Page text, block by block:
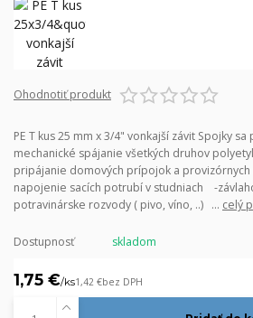
Ohodnotiť produkt
PE T kus 25 mm x 3/4" vonkajší závit Spojky
mechanické spájanie všetkých druhov
pripájanie domových prípojok a
napojenie sacích potrubí v studniach -
potravinárske rozvody ( pivo, víno, ..) ... celý
Dostupnosť skladom
1,75 €/ks1,42 €bez DPH